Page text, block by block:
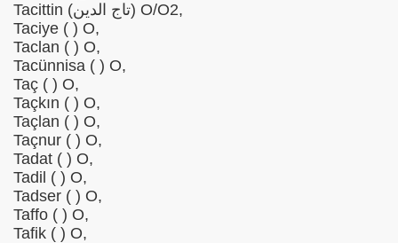
Tacittin (تاج الدین) O/O2,
Taciye ( ) O,
Taclan ( ) O,
Tacünnisa ( ) O,
Taç ( ) O,
Taçkın ( ) O,
Taçlan ( ) O,
Taçnur ( ) O,
Tadat ( ) O,
Tadil ( ) O,
Tadser ( ) O,
Taffo ( ) O,
Tafik ( ) O,